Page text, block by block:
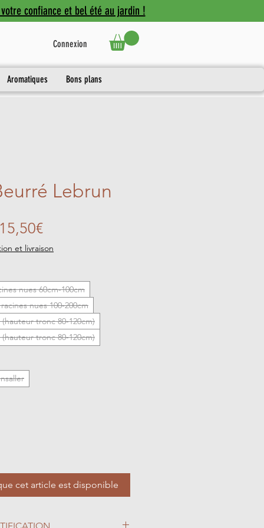
confiance et bel été au jardin !
Connexion
Aromatiques Bons plans
Lebrun
15,50€Prix
promotionnel
et livraison
nues 60cm-100cm
nues 100-200cm
tronc 80-120cm)
tronc 80-120cm)
cet article est disponible